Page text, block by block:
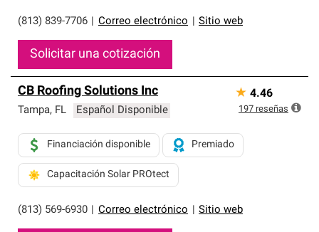
(813) 839-7706 Correo electrónico Sitio web
Solicitar una cotización
CB Roofing Solutions Inc
Tampa, FL Español Disponible
(813) 569-6930 Correo electrónico Sitio web
Financiación disponible Premiado
Capacitación Solar PROtect
★ 4.46
197 reseñas